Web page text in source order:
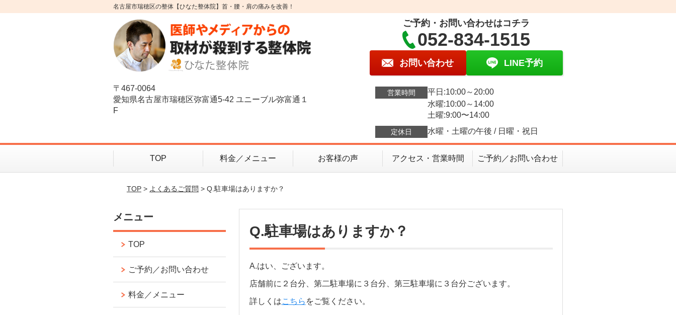
名古屋市瑞穂区の整体【ひなた整体院】首・腰・肩の痛みを改善！
〒467-0064
愛知県名古屋市瑞穂区弥富通5-42 ユニーブル弥富通１
F
ご予約・お問い合わせはコチラ
052-834-1515
お問い合わせ LINE予約
営業時間
平日:10:00～20:00
水曜:10:00～14:00
土曜:9:00〜14:00
定休日 水曜・土曜の午後 / 日曜・祝日
TOP 料金／メニュー お客様の声 アクセス・営業時間 ご予約／お問い合わせ
TOP> よくあるご質問 > Q.駐車場はありますか？
Q.駐車場はありますか？
A.はい、ございます。
店舗前に２台分、第二駐車場に３台分、第三駐車場に３台分ございます。
詳しくはこちら をご覧ください。
メニュー
TOP
ご予約／お問い合わせ
料金／メニュー